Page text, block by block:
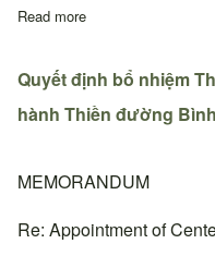
Read more
Quyết định bổ nhiệm
hành Thiền đường
MEMORANDUM
Re: Appointment of